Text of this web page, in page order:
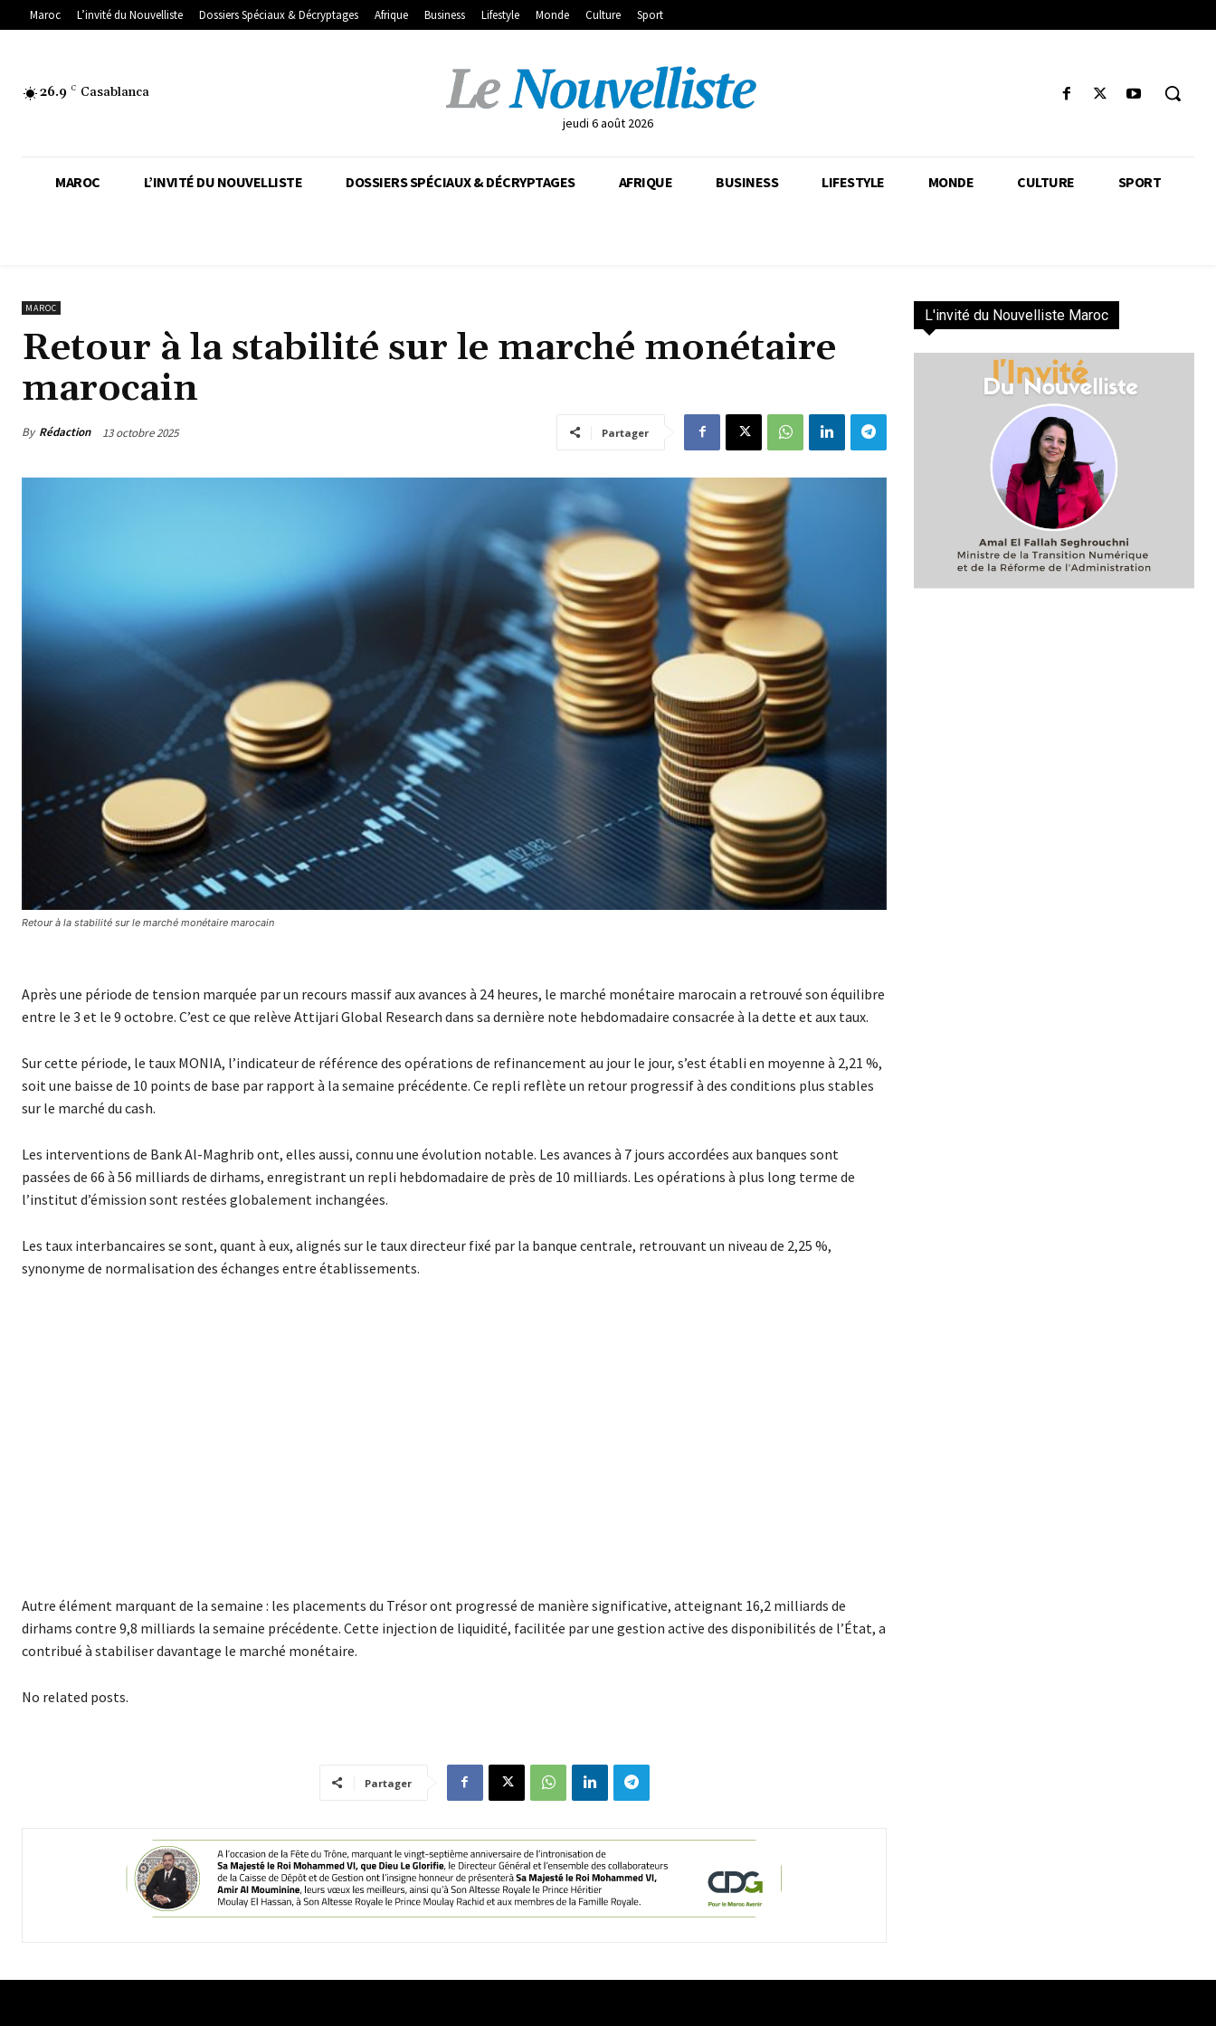
Maroc L’invité du Nouvelliste Dossiers Spéciaux & Décryptages Afrique Business Lifestyle Monde Culture Sport
26.9 C Casablanca
jeudi 6 août 2026
MAROC L’INVITÉ DU NOUVELLISTE DOSSIERS SPÉCIAUX & DÉCRYPTAGES AFRIQUE BUSINESS LIFESTYLE MONDE CULTURE SPORT
MAROC
Retour à la stabilité sur le marché monétaire
marocain
By Rédaction 13 octobre 2025 Partager
Retour à la stabilité sur le marché monétaire marocain
Après une période de tension marquée par un recours massif aux avances à 24 heures, le marché monétaire marocain a retrouvé son équilibre
entre le 3 et le 9 octobre. C’est ce que relève Attijari Global Research dans sa dernière note hebdomadaire consacrée à la dette et aux taux.
Sur cette période, le taux MONIA, l’indicateur de référence des opérations de refinancement au jour le jour, s’est établi en moyenne à 2,21 %,
soit une baisse de 10 points de base par rapport à la semaine précédente. Ce repli reflète un retour progressif à des conditions plus stables
sur le marché du cash.
Les interventions de Bank Al-Maghrib ont, elles aussi, connu une évolution notable. Les avances à 7 jours accordées aux banques sont
passées de 66 à 56 milliards de dirhams, enregistrant un repli hebdomadaire de près de 10 milliards. Les opérations à plus long terme de
l’institut d’émission sont restées globalement inchangées.
Les taux interbancaires se sont, quant à eux, alignés sur le taux directeur fixé par la banque centrale, retrouvant un niveau de 2,25 %,
synonyme de normalisation des échanges entre établissements.
Autre élément marquant de la semaine : les placements du Trésor ont progressé de manière significative, atteignant 16,2 milliards de
dirhams contre 9,8 milliards la semaine précédente. Cette injection de liquidité, facilitée par une gestion active des disponibilités de l’État, a
contribué à stabiliser davantage le marché monétaire.
No related posts.
Partager
L'invité du Nouvelliste Maroc